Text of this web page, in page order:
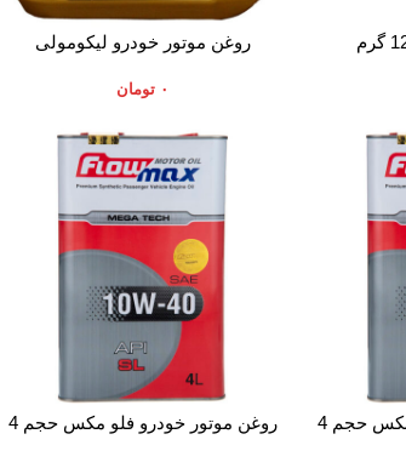
افزودن به سبد خرید
روغن موتور خودرو لیکومولی
۰ تومان
روغن موتور خودرو فلو مکس حجم 4
اطلاعات بیشتر
روغن موتور خودرو فلو مکس حجم 4